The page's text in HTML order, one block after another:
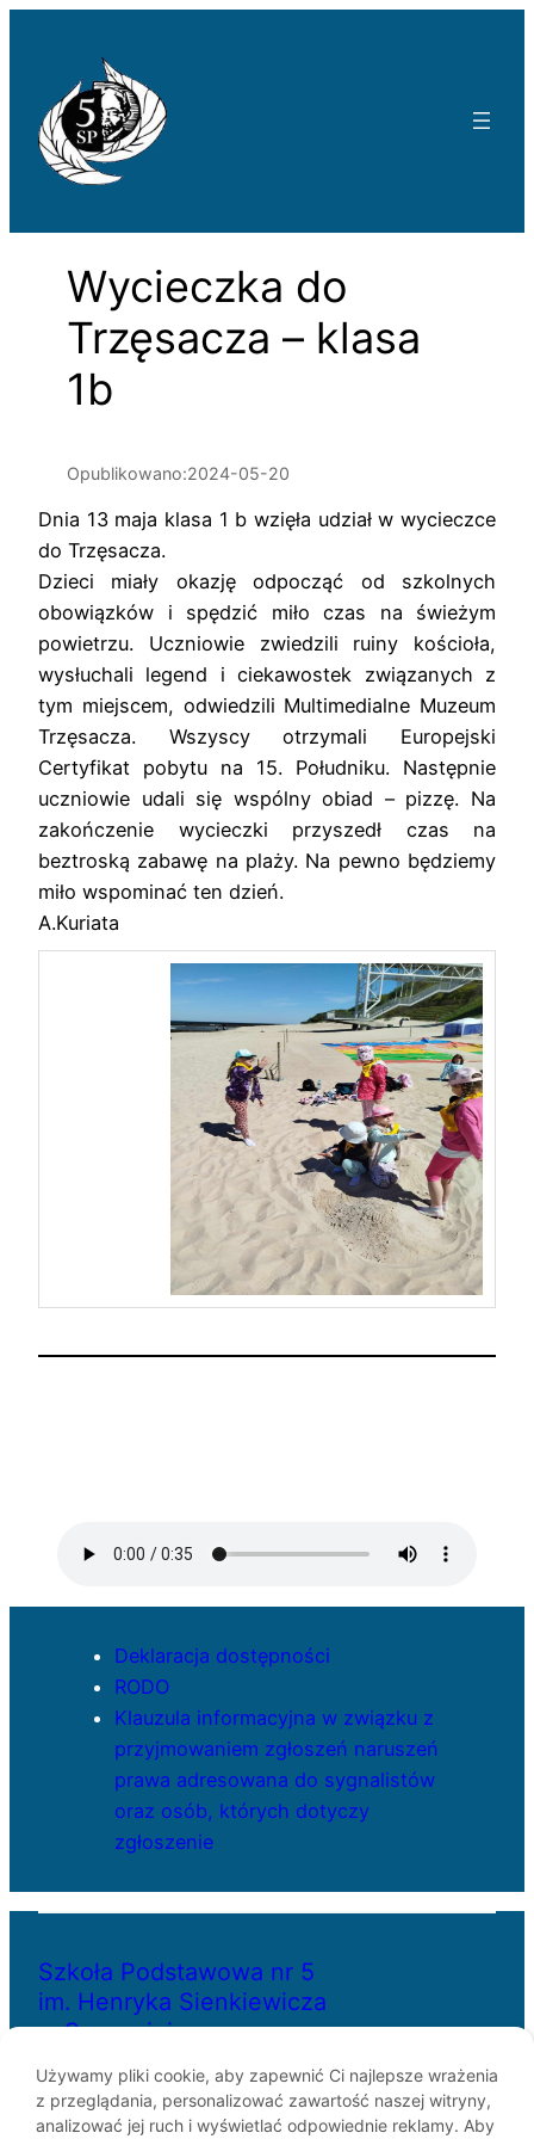
Wycieczka do
Trzęsacza – klasa
1b
Opublikowano:2024-05-20
Dnia 13 maja klasa 1 b wzięła udział w wycieczce
do Trzęsacza.
Dzieci miały okazję odpocząć od szkolnych
obowiązków i spędzić miło czas na świeżym
powietrzu. Uczniowie zwiedzili ruiny kościoła,
wysłuchali legend i ciekawostek związanych z
tym miejscem, odwiedzili Multimedialne Muzeum
Trzęsacza. Wszyscy otrzymali Europejski
Certyfikat pobytu na 15. Południku. Następnie
uczniowie udali się wspólny obiad – pizzę. Na
zakończenie wycieczki przyszedł czas na
beztroską zabawę na plaży. Na pewno będziemy
miło wspominać ten dzień.
A.Kuriata
Deklaracja dostępności
RODO
Klauzula informacyjna w związku z
przyjmowaniem zgłoszeń naruszeń
prawa adresowana do sygnalistów
oraz osób, których dotyczy
zgłoszenie
Szkoła Podstawowa nr 5
im. Henryka Sienkiewicza
w Szczecinie
ul. Bł. Królowej Jadwigi 29
Używamy pliki cookie, aby zapewnić Ci najlepsze wrażenia
z przeglądania, personalizować zawartość naszej witryny,
analizować jej ruch i wyświetlać odpowiednie reklamy. Aby